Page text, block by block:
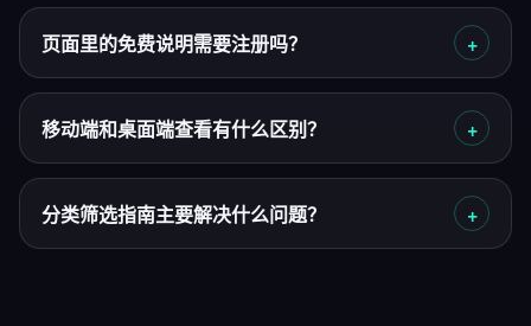
页面里的免费说明需要注册吗？
移动端和桌面端查看有什么区别？
分类筛选指南主要解决什么问题？